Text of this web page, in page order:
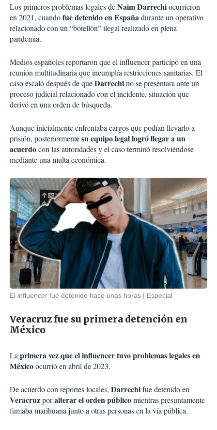
Los primeros problemas legales deNaim Darrechiocurrieron
en 2021, cuandofue detenido en Españadurante un operativo
relacionado con un “botellón” ilegal realizado en plena
pandemia.
Medios españoles reportaron que el influencer participó en una
reunión multitudinaria que incumplía restricciones sanitarias. El
caso escaló después de queDarrechino se presentara ante un
proceso judicial relacionado con el incidente, situación que
derivó en una orden de búsqueda.
Aunque inicialmente enfrentaba cargos que podían llevarlo a
prisión, posteriormente su equipo legal logró llegar a un
acuerdocon las autoridades y el caso terminó resolviéndose
mediante una multa económica.
El influencer fue detenido hace unas horas Especial
Veracruz fue su primera detención en
México
La primera vez que el influencer tuvo problemas legales en
Méxicoocurrió en abril de 2023.
De acuerdo con reportes locales, Darrechifue detenido en
Veracruzporalterar el orden públicomientras presuntamente
fumaba marihuana junto a otras personas en la vía pública.